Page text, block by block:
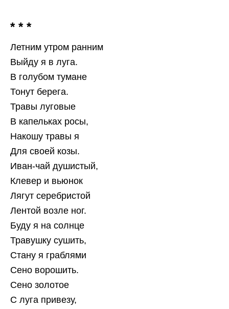
* * *
Летним утром ранним
Выйду я в луга.
В голубом тумане
Тонут берега.
Травы луговые
В капельках росы,
Накошу травы я
Для своей козы.
Иван-чай душистый,
Клевер и вьюнок
Лягут серебристой
Лентой возле ног.
Буду я на солнце
Травушку сушить,
Стану я граблями
Сено ворошить.
Сено золотое
С луга привезу,